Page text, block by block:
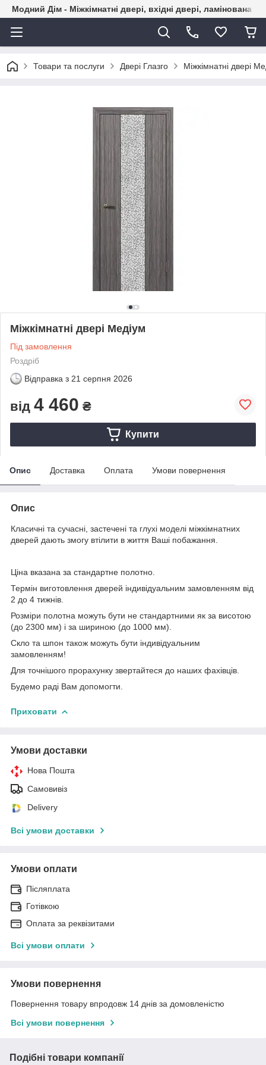
Модний Дім - Міжкімнатні двері, вхідні двері, ламінована
Товари та послуги Двері Глазго Міжкімнатні двері
Міжкімнатні двері Медіум
Під замовлення
Роздріб
Відправка з 21 серпня 2026
від 4 460 ₴
Купити
Опис Доставка Оплата Умови повернення
Опис
Класичні та сучасні, застечені та глухі моделі міжкімнатних
дверей дають змогу втілити в життя Ваші побажання.
Ціна вказана за стандартне полотно.
Термін виготовлення дверей індивідуальним замовленням від
2 до 4 тижнів.
Розміри полотна можуть бути не стандартними як за висотою
(до 2300 мм) і за шириною (до 1000 мм).
Скло та шпон також можуть бути індивідуальним
замовленням!
Для точнішого прорахунку звертайтеся до наших фахівців.
Будемо раді Вам допомогти.
Приховати
Умови доставки
Нова Пошта
Самовивіз
Delivery
Всі умови доставки
Умови оплати
Післяплата
Готівкою
Оплата за реквізитами
Всі умови оплати
Умови повернення
Повернення товару впродовж 14 днів за домовленістю
Всі умови повернення
Подібні товари компанії